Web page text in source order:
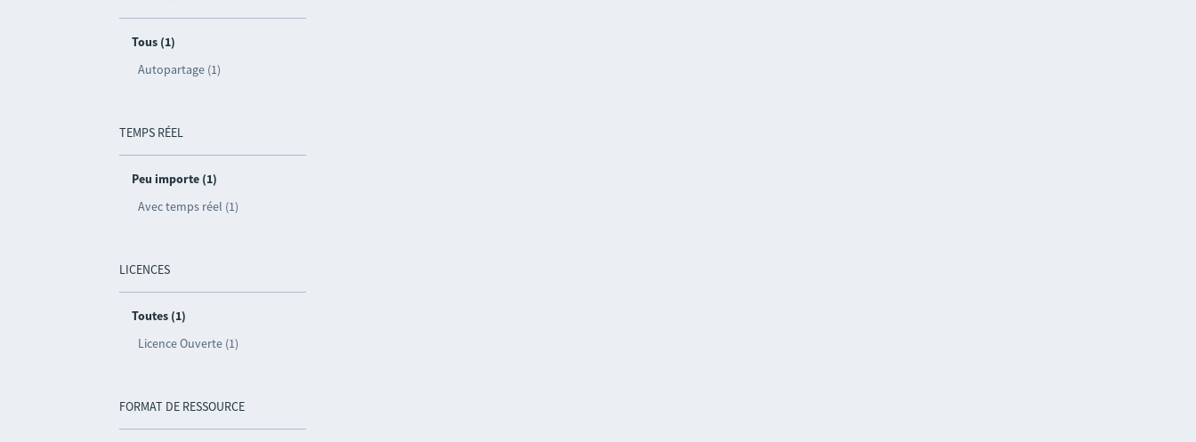
Tous (1)
Autopartage (1)
TEMPS RÉEL
Peu importe (1)
Avec temps réel (1)
LICENCES
Toutes (1)
Licence Ouverte (1)
FORMAT DE RESSOURCE